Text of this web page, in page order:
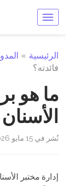
Toggle
navigation
الرئيسية »
فائدته؟
ما هو
نُشر في 15 مايو 2026 · 8 دقائق قراءة
إدارة مختبر